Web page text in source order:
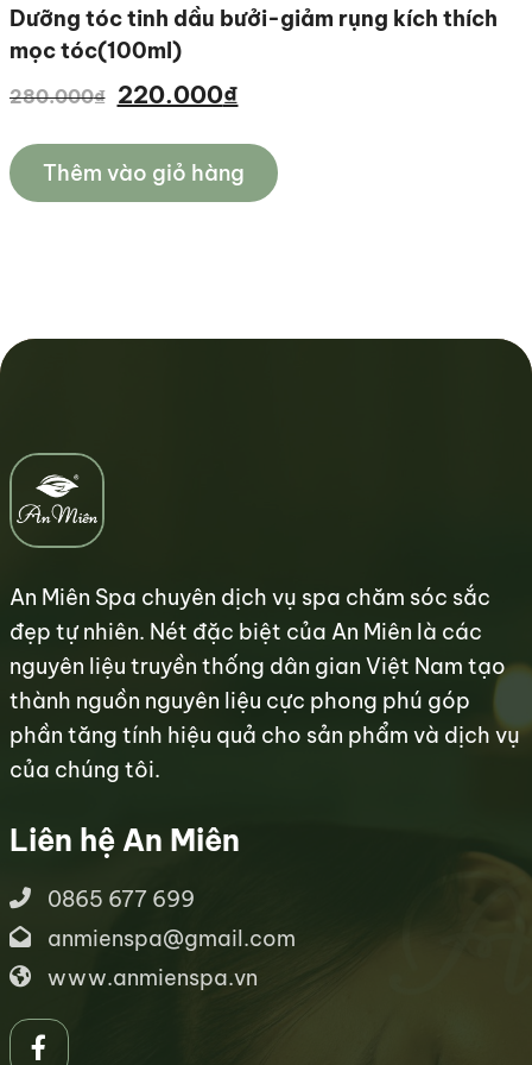
dưỡng tóc tinh dầu bưởi-giảm rụng kích thích
mọc tóc(100ml)
280.000₫ Giá
là:
280.000₫.
220.000₫Giá
tại
là:
Thêm vào giỏ hàng
An Miên Spa chuyên dịch vụ spa chăm sóc sắc
đẹp tự nhiên. Nét đặc biệt của An Miên là các
nguyên liệu truyền thống dân gian Việt Nam tạo
thành nguồn nguyên liệu cực phong phú góp
phần tăng tính hiệu quả cho sản phẩm và dịch vụ
của chúng tôi.
Liên hệ An Miên
0865 677 699
anmienspa@gmail.com
www.anmienspa.vn